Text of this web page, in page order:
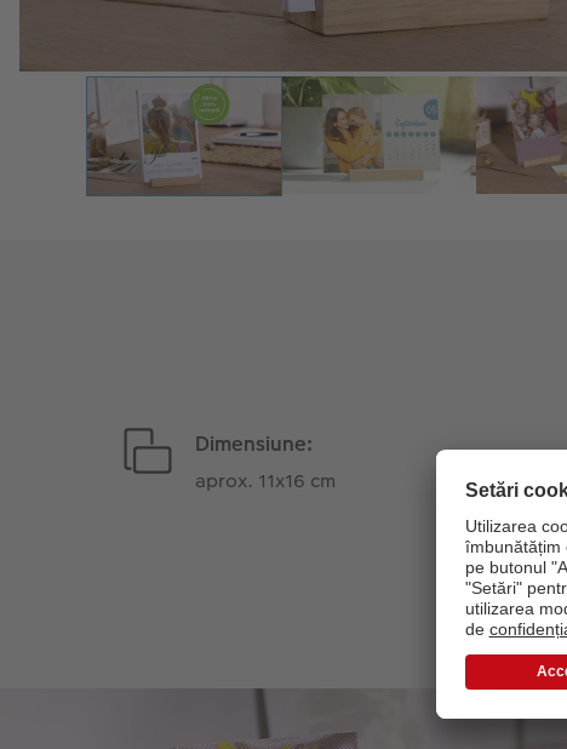
Dimensiune:
aprox. 11x16 cm